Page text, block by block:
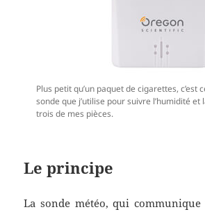
Plus petit qu’un paquet de cigarettes, c’est
sonde que j’utilise pour suivre l’humidité
trois de mes pièces.
Le principe
La sonde météo, qui